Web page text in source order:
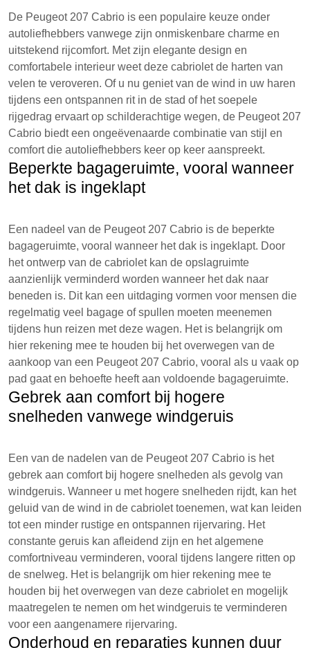
De Peugeot 207 Cabrio is een populaire keuze onder
autoliefhebbers vanwege zijn onmiskenbare charme en
uitstekend rijcomfort. Met zijn elegante design en
comfortabele interieur weet deze cabriolet de harten van
velen te veroveren. Of u nu geniet van de wind in uw haren
tijdens een ontspannen rit in de stad of het soepele
rijgedrag ervaart op schilderachtige wegen, de Peugeot 207
Cabrio biedt een ongeëvenaarde combinatie van stijl en
comfort die autoliefhebbers keer op keer aanspreekt.
Beperkte bagageruimte, vooral wanneer
het dak is ingeklapt
Een nadeel van de Peugeot 207 Cabrio is de beperkte
bagageruimte, vooral wanneer het dak is ingeklapt. Door
het ontwerp van de cabriolet kan de opslagruimte
aanzienlijk verminderd worden wanneer het dak naar
beneden is. Dit kan een uitdaging vormen voor mensen die
regelmatig veel bagage of spullen moeten meenemen
tijdens hun reizen met deze wagen. Het is belangrijk om
hier rekening mee te houden bij het overwegen van de
aankoop van een Peugeot 207 Cabrio, vooral als u vaak op
pad gaat en behoefte heeft aan voldoende bagageruimte.
Gebrek aan comfort bij hogere
snelheden vanwege windgeruis
Een van de nadelen van de Peugeot 207 Cabrio is het
gebrek aan comfort bij hogere snelheden als gevolg van
windgeruis. Wanneer u met hogere snelheden rijdt, kan het
geluid van de wind in de cabriolet toenemen, wat kan leiden
tot een minder rustige en ontspannen rijervaring. Het
constante geruis kan afleidend zijn en het algemene
comfortniveau verminderen, vooral tijdens langere ritten op
de snelweg. Het is belangrijk om hier rekening mee te
houden bij het overwegen van deze cabriolet en mogelijk
maatregelen te nemen om het windgeruis te verminderen
voor een aangenamere rijervaring.
Onderhoud en reparaties kunnen duur